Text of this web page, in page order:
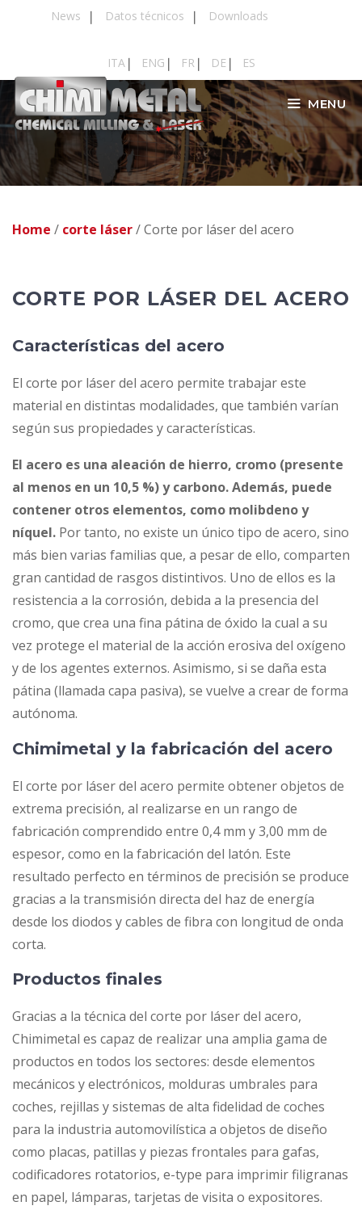
News Datos técnicos Downloads
ITA ENG FR DE ES
MENU
Home / corte láser/Corte por láser del acero
CORTE POR LÁSER DEL ACERO
Características del acero
El corte por láser del acero permite trabajar este
material en distintas modalidades, que también varían
según sus propiedades y características.
El acero es una aleación de hierro, cromo (presente
al menos en un 10,5 %) y carbono. Además, puede
contener otros elementos, como molibdeno y
níquel. Por tanto, no existe un único tipo de acero, sino
más bien varias familias que, a pesar de ello, comparten
gran cantidad de rasgos distintivos. Uno de ellos es la
resistencia a la corrosión, debida a la presencia del
cromo, que crea una fina pátina de óxido la cual a su
vez protege el material de la acción erosiva del oxígeno
y de los agentes externos. Asimismo, si se daña esta
pátina (llamada capa pasiva), se vuelve a crear de forma
autónoma.
Chimimetal y la fabricación del acero
El corte por láser del acero permite obtener objetos de
extrema precisión, al realizarse en un rango de
fabricación comprendido entre 0,4 mm y 3,00 mm de
espesor, como en la fabricación del latón. Este
resultado perfecto en términos de precisión se produce
gracias a la transmisión directa del haz de energía
desde los diodos y cables de fibra con longitud de onda
corta.
Productos finales
Gracias a la técnica del corte por láser del acero,
Chimimetal es capaz de realizar una amplia gama de
productos en todos los sectores: desde elementos
mecánicos y electrónicos, molduras umbrales para
coches, rejillas y sistemas de alta fidelidad de coches
para la industria automovilística a objetos de diseño
como placas, patillas y piezas frontales para gafas,
codificadores rotatorios, e-type para imprimir filigranas
en papel, lámparas, tarjetas de visita o expositores.